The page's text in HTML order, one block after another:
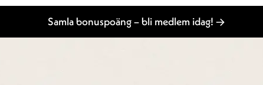
Samla bonuspoäng – bli medlem idag!